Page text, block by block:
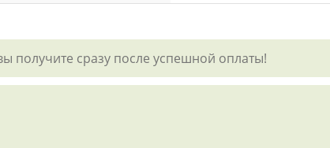
сразу после успешной оплаты!